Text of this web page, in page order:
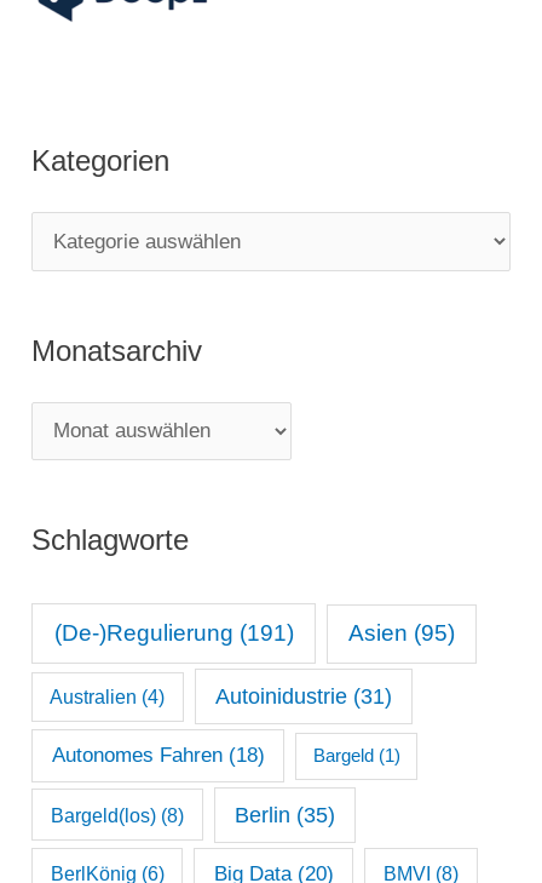
Kategorien
a
e
n
Monatsarchiv
o
a
a
h
Schlagworte
(De-)Regulierung (191) Asien (95)
Australien (4) Autoinidustrie(31)
Autonomes Fahren(18) Bargeld(1)
Bargeld(los)(8) Berlin (35)
BerlKönig (6) Big Data(20) BMVI (8)